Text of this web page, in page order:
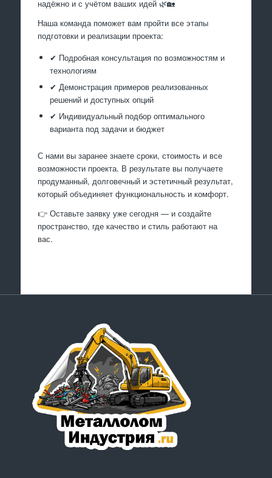
надёжно и с учётом ваших идей 🌿🏡
Наша команда поможет вам пройти все этапы
подготовки и реализации проекта:
✔ Подробная консультация по возможностям и
технологиям
✔ Демонстрация примеров реализованных
решений и доступных опций
✔ Индивидуальный подбор оптимального
варианта под задачи и бюджет
С нами вы заранее знаете сроки, стоимость и все
возможности проекта. В результате вы получаете
продуманный, долговечный и эстетичный результат,
который объединяет функциональность и комфорт.
👉 Оставьте заявку уже сегодня — и создайте
пространство, где качество и стиль работают на
вас.